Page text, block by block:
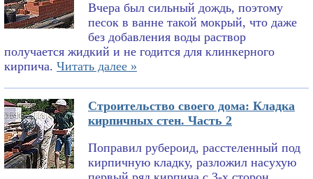
Вчера был сильный дождь, поэтому
песок в ванне такой мокрый, что даже
без добавления воды раствор
получается жидкий и не годится для клинкерного
кирпича. Читать далее »
Строительство своего дома: Кладка
кирпичных стен. Часть 2
Поправил рубероид, расстеленный под
кирпичную кладку, разложил насухую